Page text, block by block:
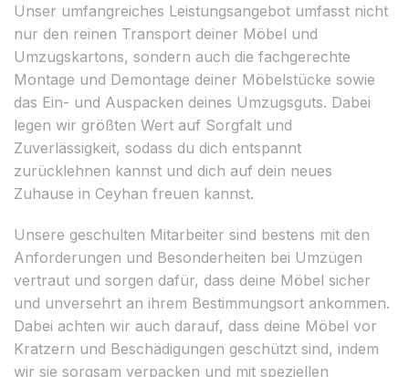
Unser umfangreiches Leistungsangebot umfasst nicht
nur den reinen Transport deiner Möbel und
Umzugskartons, sondern auch die fachgerechte
Montage und Demontage deiner Möbelstücke sowie
das Ein- und Auspacken deines Umzugsguts. Dabei
legen wir größten Wert auf Sorgfalt und
Zuverlässigkeit, sodass du dich entspannt
zurücklehnen kannst und dich auf dein neues
Zuhause in Ceyhan freuen kannst.
Unsere geschulten Mitarbeiter sind bestens mit den
Anforderungen und Besonderheiten bei Umzügen
vertraut und sorgen dafür, dass deine Möbel sicher
und unversehrt an ihrem Bestimmungsort ankommen.
Dabei achten wir auch darauf, dass deine Möbel vor
Kratzern und Beschädigungen geschützt sind, indem
wir sie sorgsam verpacken und mit speziellen